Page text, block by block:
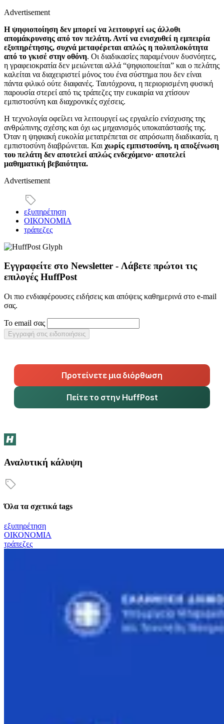
Advertisement
Η ψηφιοποίηση δεν μπορεί να λειτουργεί ως άλλοθι
απομάκρυνσης από τον πελάτη. Αντί να ενισχυθεί η εμπειρία
εξυπηρέτησης, συχνά μεταφέρεται απλώς η πολυπλοκότητα
από το γκισέ στην οθόνη. Οι διαδικασίες παραμένουν δυσνόητες,
η γραφειοκρατία δεν μειώνεται αλλά “ψηφιοποιείται” και ο πελάτης
καλείται να διαχειριστεί μόνος του ένα σύστημα που δεν είναι
πάντα φιλικό ούτε διαφανές. Ταυτόχρονα, η περιορισμένη φυσική
παρουσία στερεί από τις τράπεζες την ευκαιρία να χτίσουν
εμπιστοσύνη και διαχρονικές σχέσεις.
Η τεχνολογία οφείλει να λειτουργεί ως εργαλείο ενίσχυσης της
ανθρώπινης σχέσης και όχι ως μηχανισμός υποκατάστασής της.
Όταν η ψηφιακή ευκολία μετατρέπεται σε απρόσωπη διαδικασία, η
εμπιστοσύνη διαβρώνεται. Και χωρίς εμπιστοσύνη, η αποξένωση
του πελάτη δεν αποτελεί απλώς ενδεχόμενο· αποτελεί
μαθηματική βεβαιότητα.
Advertisement
εξυπηρέτηση
ΟΙΚΟΝΟΜΙΑ
τράπεζες
Εγγραφείτε στο Newsletter - Λάβετε πρώτοι τις
επιλογές HuffPost
Οι πιο ενδιαφέρουσες ειδήσεις και απόψεις καθημερινά στο e-mail
σας.
Το email σας
Εγγραφή στις ειδοποιήσεις
Προτείνετε μια διόρθωση
Πείτε το στην HuffPost
Αναλυτική κάλυψη
Όλα τα σχετικά tags
εξυπηρέτηση
ΟΙΚΟΝΟΜΙΑ
τράπεζες